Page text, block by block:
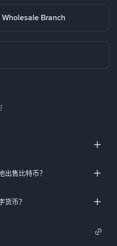
Branch
出售比特币？
货币？